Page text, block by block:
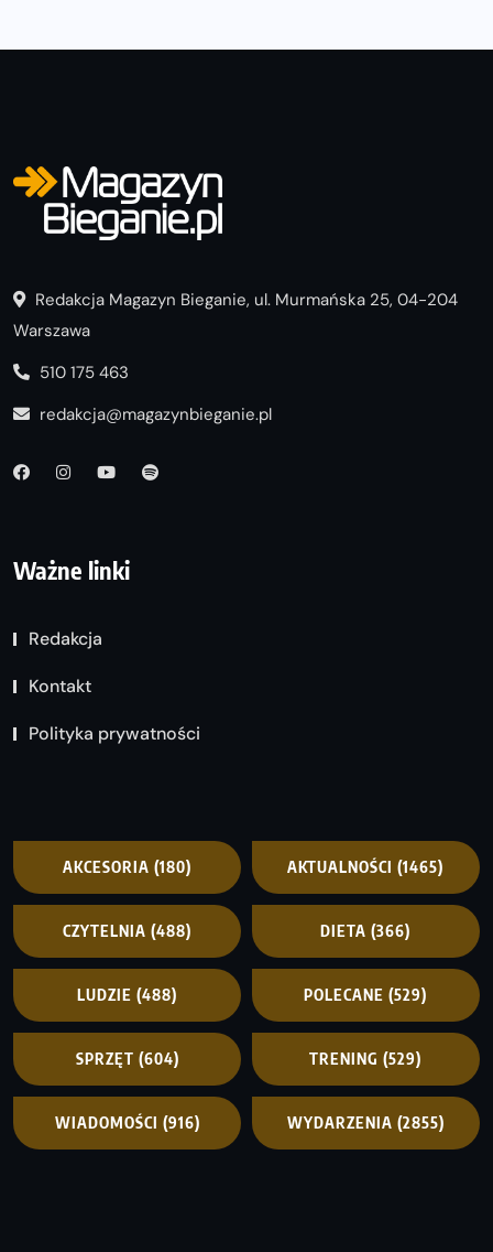
Redakcja Magazyn Bieganie, ul. Murmańska 25, 04-204
Warszawa
510 175 463
redakcja@magazynbieganie.pl
Ważne linki
Redakcja
Kontakt
Polityka prywatności
AKCESORIA (180) AKTUALNOŚCI (1465)
CZYTELNIA (488) DIETA (366)
LUDZIE (488) POLECANE (529)
SPRZĘT (604) TRENING (529)
WIADOMOŚCI (916) WYDARZENIA (2855)